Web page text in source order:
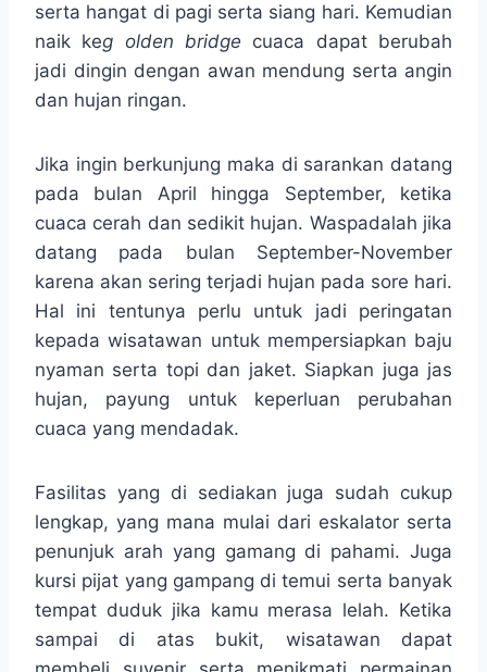
serta hangat di pagi serta siang hari. Kemudian
naik keg olden bridge cuaca dapat berubah
jadi dingin dengan awan mendung serta angin
dan hujan ringan.
Jika ingin berkunjung maka di sarankan datang
pada bulan April hingga September, ketika
cuaca cerah dan sedikit hujan. Waspadalah jika
datang pada bulan September-November
karena akan sering terjadi hujan pada sore hari.
Hal ini tentunya perlu untuk jadi peringatan
kepada wisatawan untuk mempersiapkan baju
nyaman serta topi dan jaket. Siapkan juga jas
hujan, payung untuk keperluan perubahan
cuaca yang mendadak.
Fasilitas yang di sediakan juga sudah cukup
lengkap, yang mana mulai dari eskalator serta
penunjuk arah yang gamang di pahami. Juga
kursi pijat yang gampang di temui serta banyak
tempat duduk jika kamu merasa lelah. Ketika
sampai di atas bukit, wisatawan dapat